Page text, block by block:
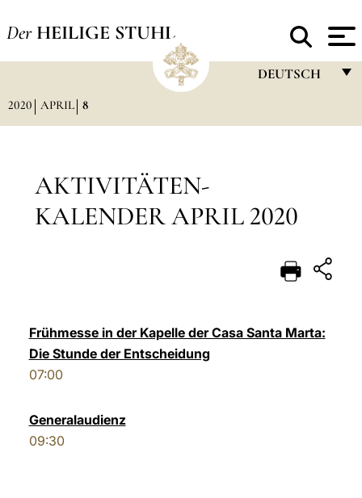
Der HEILIGE STUHL
DEUTSCH
DEUTSCH
العربيّة
2020 APRIL 8
AKTIVITÄTEN-
KALENDER APRIL 2020
Frühmesse in der Kapelle der Casa Santa Marta:
Die Stunde der Entscheidung
07:00
Generalaudienz
09:30